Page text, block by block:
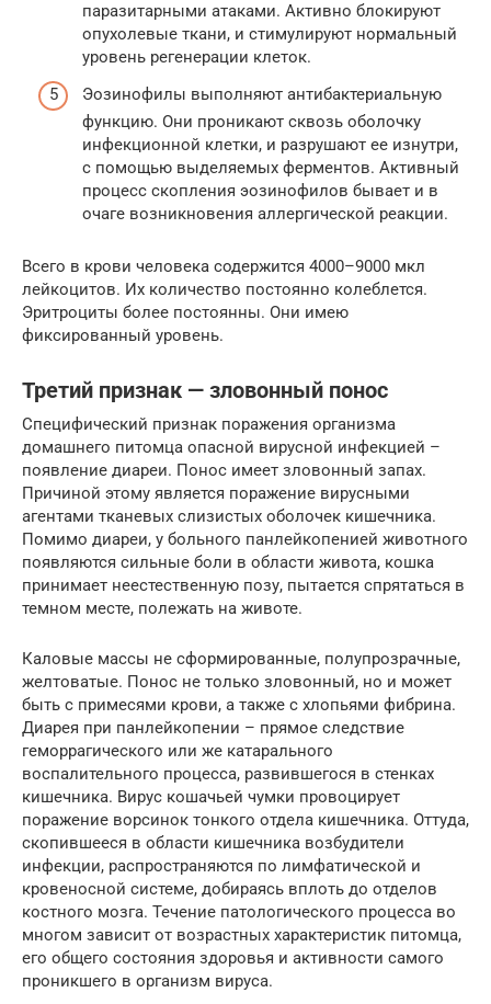
паразитарными атаками. Активно блокируют
опухолевые ткани, и стимулируют нормальный
уровень регенерации клеток.
Эозинофилы выполняют антибактериальную
функцию. Они проникают сквозь оболочку
инфекционной клетки, и разрушают ее изнутри,
с помощью выделяемых ферментов. Активный
процесс скопления эозинофилов бывает и в
очаге возникновения аллергической реакции.
Всего в крови человека содержится 4000–9000 мкл
лейкоцитов. Их количество постоянно колеблется.
Эритроциты более постоянны. Они имею
фиксированный уровень.
Третий признак — зловонный понос
Специфический признак поражения организма
домашнего питомца опасной вирусной инфекцией –
появление диареи. Понос имеет зловонный запах.
Причиной этому является поражение вирусными
агентами тканевых слизистых оболочек кишечника.
Помимо диареи, у больного панлейкопенией животного
появляются сильные боли в области живота, кошка
принимает неестественную позу, пытается спрятаться в
темном месте, полежать на животе.
Каловые массы не сформированные, полупрозрачные,
желтоватые. Понос не только зловонный, но и может
быть с примесями крови, а также с хлопьями фибрина.
Диарея при панлейкопении – прямое следствие
геморрагического или же катарального
воспалительного процесса, развившегося в стенках
кишечника. Вирус кошачьей чумки провоцирует
поражение ворсинок тонкого отдела кишечника. Оттуда,
скопившееся в области кишечника возбудители
инфекции, распространяются по лимфатической и
кровеносной системе, добираясь вплоть до отделов
костного мозга. Течение патологического процесса во
многом зависит от возрастных характеристик питомца,
его общего состояния здоровья и активности самого
проникшего в организм вируса.